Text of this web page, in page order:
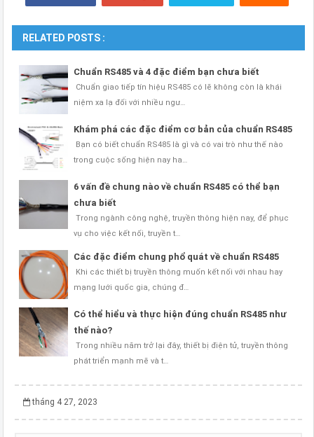
RELATED POSTS :
Chuẩn RS485 và 4 đặc điểm bạn chưa biết
Chuẩn giao tiếp tín hiệu RS485 có lẽ không còn là khái
niệm xa lạ đối với nhiều ngư…
Khám phá các đặc điểm cơ bản của chuẩn RS485
Bạn có biết chuẩn RS485 là gì và có vai trò như thế nào
trong cuộc sống hiện nay ha…
6 vấn đề chung nào về chuẩn RS485 có thể bạn
chưa biết
Trong ngành công nghệ, truyền thông hiện nay, để phục
vụ cho việc kết nối, truyền t…
Các đặc điểm chung phổ quát về chuẩn RS485
Khi các thiết bị truyền thông muốn kết nối với nhau hay
mạng lưới quốc gia, chúng đ…
Có thể hiểu và thực hiện đúng chuẩn RS485 như
thế nào?
Trong nhiều năm trở lại đây, thiết bị điện tử, truyền thông
phát triển mạnh mẽ và t…
tháng 4 27, 2023